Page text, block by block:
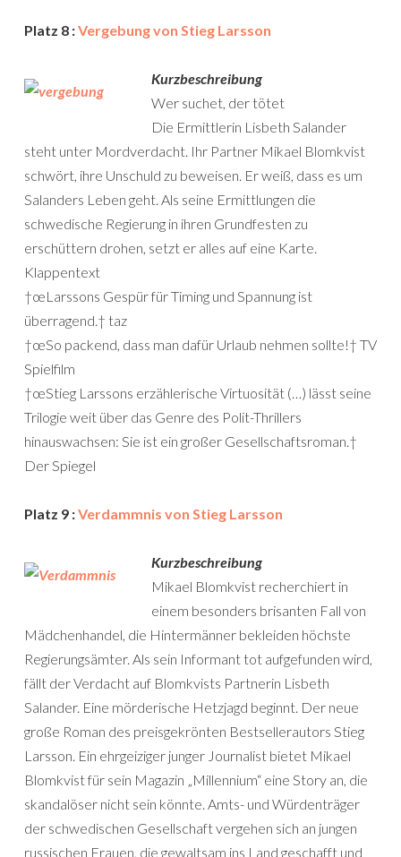
Platz 8 :Vergebung von Stieg Larsson
Kurzbeschreibung
Wer suchet, der tötet
Die Ermittlerin Lisbeth Salander
steht unter Mordverdacht. Ihr Partner Mikael Blomkvist
schwört, ihre Unschuld zu beweisen. Er weiß, dass es um
Salanders Leben geht. Als seine Ermittlungen die
schwedische Regierung in ihren Grundfesten zu
erschüttern drohen, setzt er alles auf eine Karte.
Klappentext
†œLarssons Gespür für Timing und Spannung ist
überragend.† taz
†œSo packend, dass man dafür Urlaub nehmen sollte!† TV
Spielfilm
†œStieg Larssons erzählerische Virtuosität (…) lässt seine
Trilogie weit über das Genre des Polit-Thrillers
hinauswachsen: Sie ist ein großer Gesellschaftsroman.†
Der Spiegel
Platz 9 :Verdammnis von Stieg Larsson
Kurzbeschreibung
Mikael Blomkvist recherchiert in
einem besonders brisanten Fall von
Mädchenhandel, die Hintermänner bekleiden höchste
Regierungsämter. Als sein Informant tot aufgefunden wird,
fällt der Verdacht auf Blomkvists Partnerin Lisbeth
Salander. Eine mörderische Hetzjagd beginnt. Der neue
große Roman des preisgekrönten Bestsellerautors Stieg
Larsson. Ein ehrgeiziger junger Journalist bietet Mikael
Blomkvist für sein Magazin „Millennium“ eine Story an, die
skandalöser nicht sein könnte. Amts- und Würdenträger
der schwedischen Gesellschaft vergehen sich an jungen
russischen Frauen, die gewaltsam ins Land geschafft und